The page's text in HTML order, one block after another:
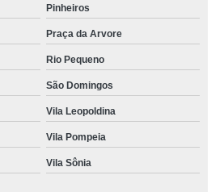
Pinheiros
Praça da Arvore
Rio Pequeno
São Domingos
Vila Leopoldina
Vila Pompeia
Vila Sônia